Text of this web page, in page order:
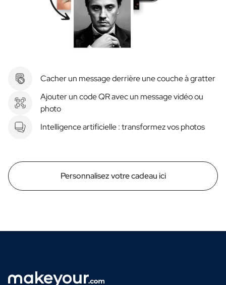
Cacher un message derrière une couche à gratter
Ajouter un code QR avec un message vidéo ou
photo
Intelligence artificielle : transformez vos photos
Personnalisez votre cadeau ici